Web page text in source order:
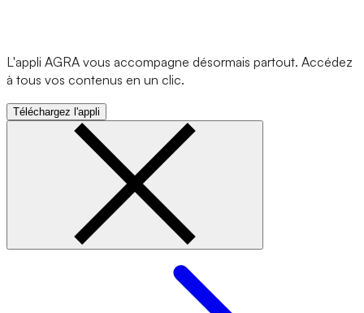
L'appli AGRA vous accompagne désormais partout. Accédez
à tous vos contenus en un clic.
Téléchargez l'appli